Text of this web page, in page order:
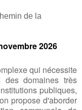
de la
2026
qui nécessite
des domaines très
publiques,
propose d'aborder